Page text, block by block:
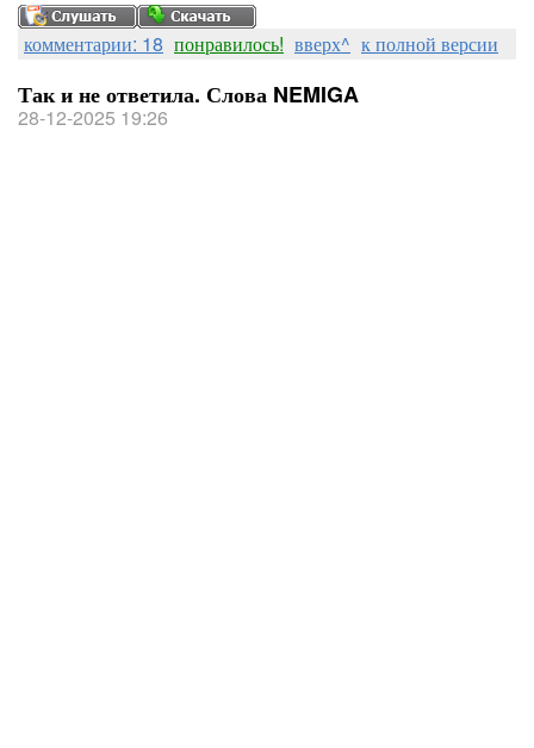
комментарии: 18 понравилось! вверх^ к полной версии
Так и не ответила. Слова NEMIGA
28-12-2025 19:26